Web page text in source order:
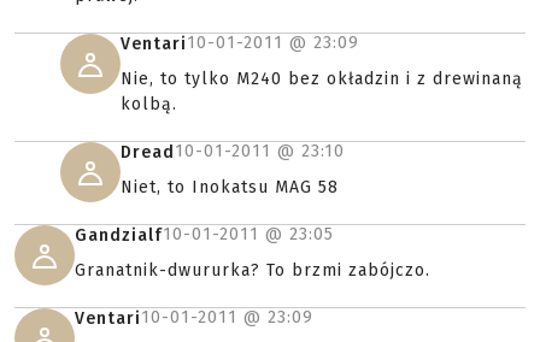
Ventari10-01-2011 @ 23:09
Nie, to tylko M240 bez okładzin i z drewinaną
kolbą.
Dread 10-01-2011 @ 23:10
Niet, to Inokatsu MAG 58
Gandzialf10-01-2011 @ 23:05
Granatnik-dwururka? To brzmi zabójczo.
Ventari10-01-2011 @ 23:09